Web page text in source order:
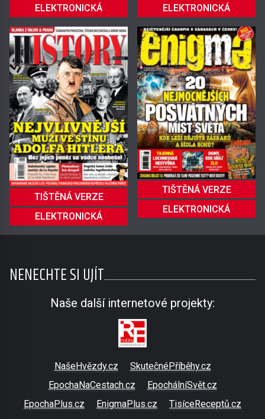
ELEKTRONICKÁ
ELEKTRONICKÁ
TIŠTĚNÁ VERZE
ELEKTRONICKÁ
TIŠTĚNÁ VERZE
ELEKTRONICKÁ
NENECHTE SI UJÍT
Naše další internetové projekty:
NašeHvězdy.cz
SkutečnéPříběhy.cz
EpochaNaCestach.cz
EpochálníSvět.cz
EpochaPlus.cz
EnigmaPlus.cz
TisíceReceptů.cz